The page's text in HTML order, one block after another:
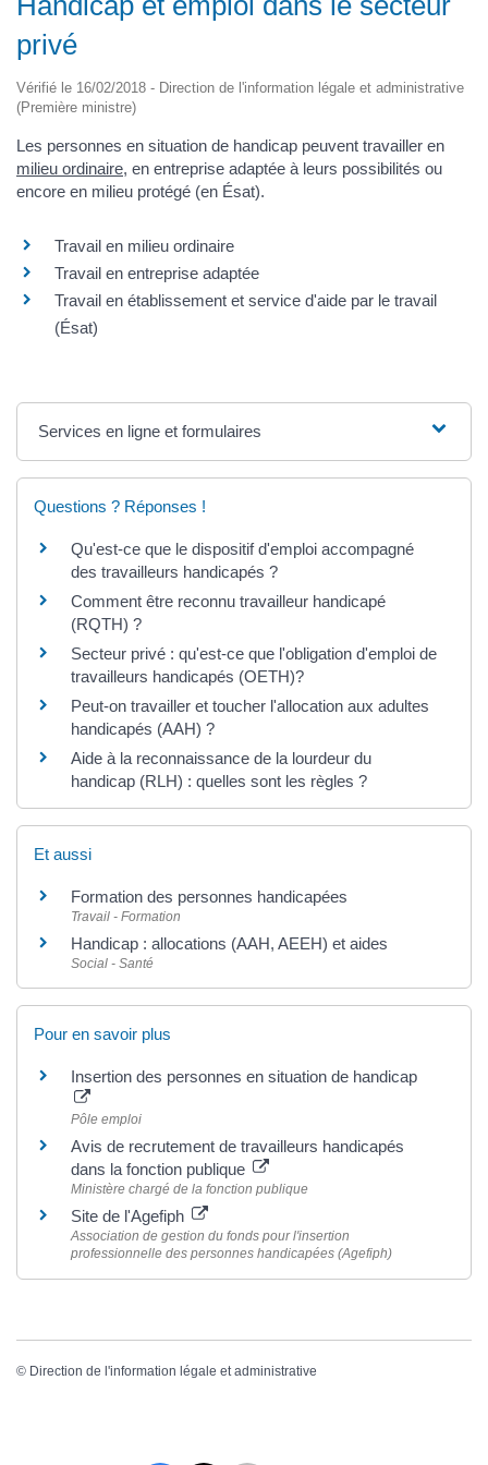
privé
Vérifié le 16/02/2018 - Direction de l'information légale et administrative
(Première ministre)
Les personnes en situation de handicap peuvent travailler en
milieu ordinaire, en entreprise adaptée à leurs possibilités ou
encore en milieu protégé (en Ésat).
Travail en milieu ordinaire
Travail en entreprise adaptée
Travail en établissement et service d'aide par le travail
(Ésat)
Services en ligne et formulaires
Questions ? Réponses !
Qu'est-ce que le dispositif d'emploi accompagné
des travailleurs handicapés ?
Comment être reconnu travailleur handicapé
(RQTH) ?
Secteur privé : qu'est-ce que l'obligation d'emploi de
travailleurs handicapés (OETH)?
Peut-on travailler et toucher l'allocation aux adultes
handicapés (AAH) ?
Aide à la reconnaissance de la lourdeur du
handicap (RLH) : quelles sont les règles ?
Et aussi
Formation des personnes handicapées
Travail - Formation
Handicap : allocations (AAH, AEEH) et aides
Social - Santé
Pour en savoir plus
Insertion des personnes en situation de handicap
Pôle emploi
Avis de recrutement de travailleurs handicapés
dans la fonction publique
Ministère chargé de la fonction publique
Site de l'Agefiph
Association de gestion du fonds pour l'insertion
professionnelle des personnes handicapées (Agefiph)
© Direction de l'information légale et administrative